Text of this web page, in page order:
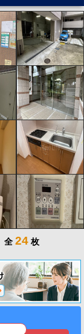
全 24 枚